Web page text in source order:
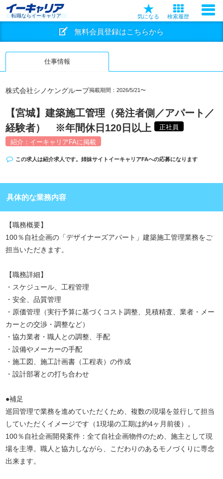
転職ならイーキャリア 気になる 検索履歴
無料会員登録はこちらから
仕事情報
株式会社シノケングループ掲載期間：2026/5/21〜
【宮城】建築施工管理（発注者側／アパート／
経験者） ※年間休日120日以上
正社員
紹介：イーキャリアFAに掲載
この求人は紹介求人です。姉妹サイト イーキャリアFAへの応募になります
具体的な業務内容
【職務概要】
100％自社企画の「デザイナーズアパート」建築施工管理業務をご
担当いただきます。
【職務詳細】
・スケジュール、工程管理
・安全、品質管理
・原価管理（実行予算に基づくコスト調整、見積精査、業者・メー
カーとの交渉・調整など）
・協力業者・職人との調整、手配
・設備やメーカーの手配
・施工図、施工計画書（工程表）の作成
・設計部署との打ち合わせ
●補足
巡回管理で業務を進めていただくため、複数の現場を並行して担当
していただくイメージです（1現場の工期は約4ヶ月前後）。
100％自社企画開発案件：全て自社企画物件のため、施主として現
場を主導。職人と協力しながら、こだわりのあるモノづくりに専念
出来ます。